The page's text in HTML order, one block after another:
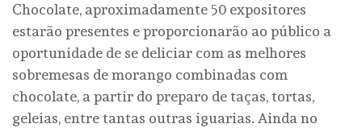
Chocolate, aproximadamente 50 expositores
estarão presentes e proporcionarão ao público a
oportunidade de se deliciar com as melhores
sobremesas de morango combinadas com
chocolate, a partir do preparo de taças, tortas,
geleias, entre tantas outras iguarias. Ainda no